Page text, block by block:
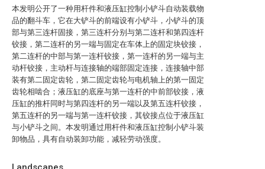
本发明公开了一种用杆件和液压缸控制小铲斗自动装载物
品的翻斗车，它在大铲斗的前端设有小铲斗，小铲斗的顶
部与第三连杆固接，第三连杆分别与第二连杆和第四连杆
铰接，第二连杆的另一端与固定在车体上的固定块铰接，
第二连杆的中部与第一连杆铰接，第一连杆的另一端与主
动杆铰接，主动杆与连接轴的端部固定连接，连接轴中部
装有第二固定齿轮，第二固定齿轮与电机轴上的第一固定
齿轮相啮合；液压缸的底座与第一连杆的中前部铰接，液
压缸的推杆同时与第四连杆的另一端以及第五连杆铰接，
第五连杆的另一端与第一连杆铰接，其铰接点位于液压缸
与小铲斗之间。本发明通过用杆件和液压缸控制小铲斗装
卸物品，具有自动装卸功能，减轻劳动强度。